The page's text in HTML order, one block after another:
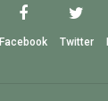
Facebook Twitter